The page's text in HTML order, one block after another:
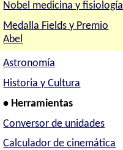
Nobel medicina y fisiología
Medalla Fields y Premio
Abel
Astronomía
Historia y Cultura
• Herramientas
Conversor de unidades
Calculador de cinemática